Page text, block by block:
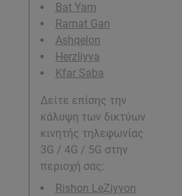
Bat Yam
Ramat Gan
Ashqelon
Herzliyya
Kfar Saba
Δείτε επίσης την
κάλυψη των δικτύων
κινητής τηλεφωνίας
3G / 4G / 5G στην
περιοχή σας:
Rishon LeẔiyyon